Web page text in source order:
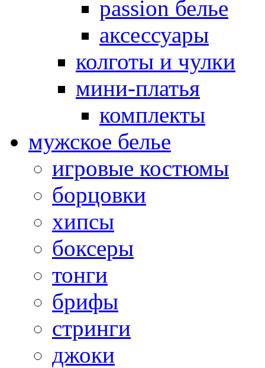
passion белье
аксессуары
колготы и чулки
мини-платья
комплекты
мужское белье
игровые костюмы
борцовки
хипсы
боксеры
тонги
брифы
стринги
джоки